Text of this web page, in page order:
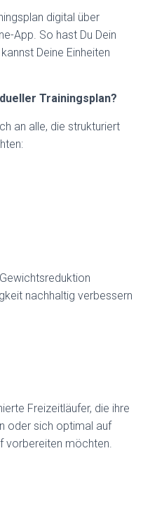
digital über
App. So hast Du Dein
Deine Einheiten
Trainingsplan?
an alle, die strukturiert
nachhaltig verbessern
Freizeitläufer, die ihre
oder sich optimal auf
vorbereiten möchten.